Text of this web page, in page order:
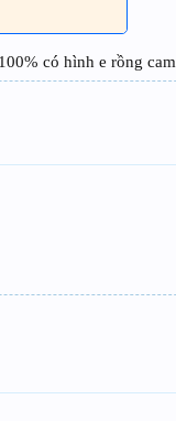
có hình e rồng cam